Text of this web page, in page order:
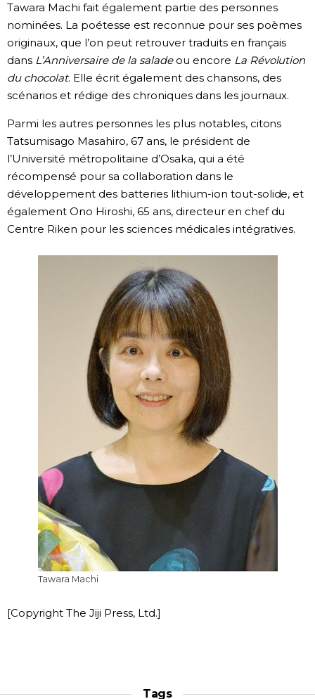
Séries
Personnages
Chroniques
Images
Vidéos
Tokyo
Tawara Machi fait également partie des personnes
nominées. La poétesse est reconnue pour ses poèmes
originaux, que l’on peut retrouver traduits en français
dans L’Anniversaire de la saladeou encore La Révolution
du chocolat. Elle écrit également des chansons, des
scénarios et rédige des chroniques dans les journaux.
Parmi les autres personnes les plus notables, citons
Tatsumisago Masahiro, 67 ans, le président de
l’Université métropolitaine d’Osaka, qui a été
récompensé pour sa collaboration dans le
développement des batteries lithium-ion tout-solide, et
également Ono Hiroshi, 65 ans, directeur en chef du
Centre Riken pour les sciences médicales intégratives.
Tawara Machi
[Copyright The Jiji Press, Ltd.]
Tags